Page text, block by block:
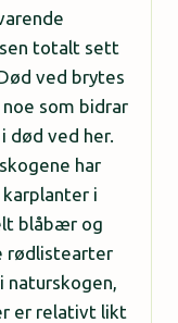
totalt sett
ved brytes
som bidrar
død ved her.
har
i
blåbær og
rødlistearter
naturskogen,
er relativt likt